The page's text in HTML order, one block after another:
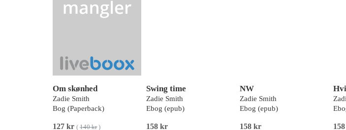
Om skønhed
Zadie Smith
Bog (Paperback)
127 kr ( 140 kr)
Swing time
Zadie Smith
Ebog (epub)
158 kr
NW
Zadie Smith
Ebog (epub)
158 kr